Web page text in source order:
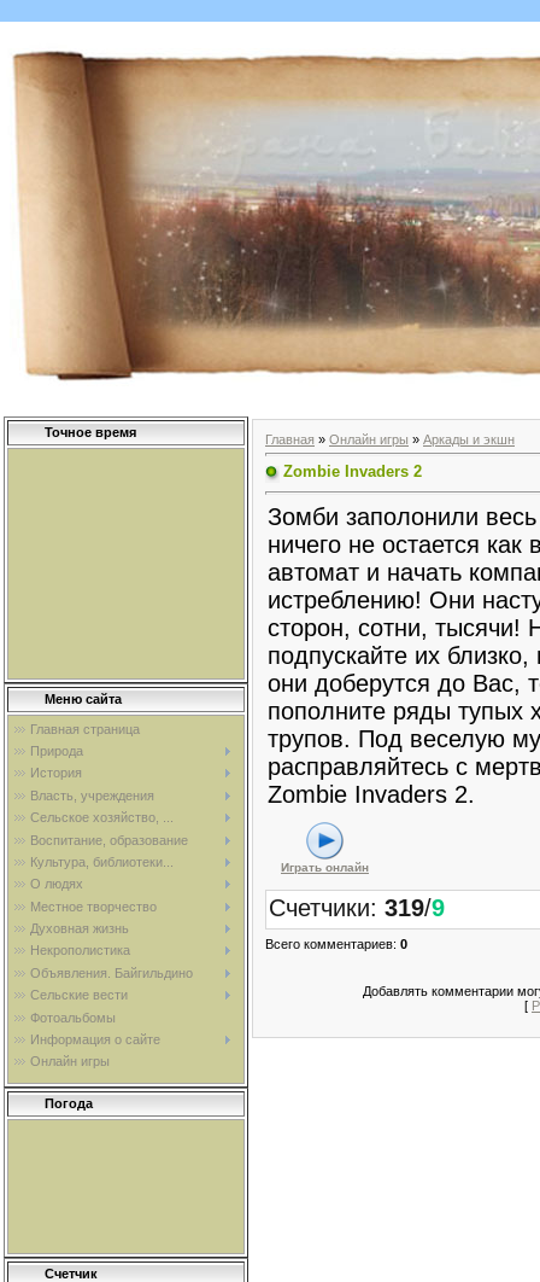
Точное время
Меню сайта
Главная страница
Природа
История
Власть, учреждения
Сельское хозяйство, ...
Воспитание, образование
Культура, библиотеки...
О людях
Местное творчество
Духовная жизнь
Некрополистика
Объявления. Байгильдино
Сельские вести
Фотоальбомы
Информация о сайте
Онлайн игры
Погода
Счетчик
Главная » Онлайн игры » Аркады и экшн
Zombie Invaders 2
Зомби заполонили
ничего не остается как
автомат и начать
истреблению! Они
сторон, сотни, тысячи!
подпускайте их
они доберутся до Вас,
пополните ряды тупых
трупов. Под веселую
расправляйтесь с
Zombie Invaders 2.
Играть онлайн
Счетчики: 319/9
Всего комментариев: 0
Добавлять комментарии
[